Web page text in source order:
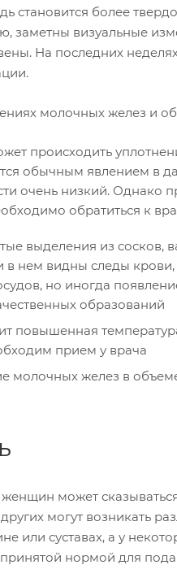
становится более
заметны визуальные
На последних
молочных желез и
происходить
обычным явлением в
очень низкий. Однако
обратиться к
выделения из сосков,
нем видны следы крови,
но иногда
образований
повышенная
прием у врача
молочных желез в
может
могут возникать
или суставах, а у
нормой для